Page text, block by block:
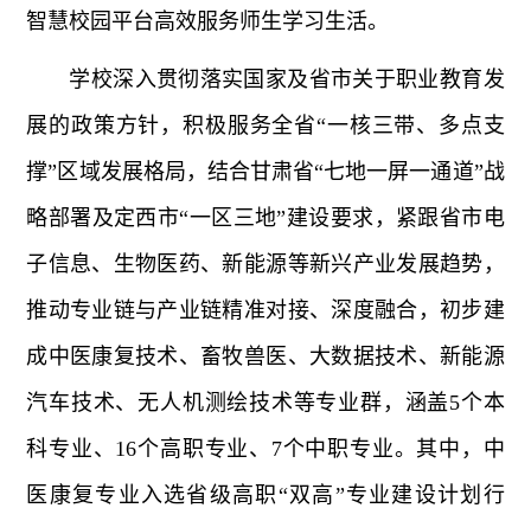
智慧校园平台高效服务师生学习生活。
学校深入贯彻落实国家及省市关于职业教育发
展的政策方针，积极服务全省“一核三带、多点支
撑”区域发展格局，结合甘肃省“七地一屏一通道”战
略部署及定西市“一区三地”建设要求，紧跟省市电
子信息、生物医药、新能源等新兴产业发展趋势，
推动专业链与产业链精准对接、深度融合，初步建
成中医康复技术、畜牧兽医、大数据技术、新能源
汽车技术、无人机测绘技术等专业群，涵盖5个本
科专业、16个高职专业、7个中职专业。其中，中
医康复专业入选省级高职“双高”专业建设计划行